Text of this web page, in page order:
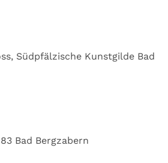
Südpfälzische Kunstgilde Bad
Bad Bergzabern